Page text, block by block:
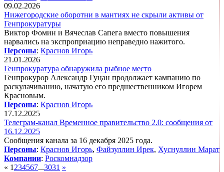
09.02.2026
Нижегородские оборотни в мантиях не скрыли активы от
Генпрокуратуры
Виктор Фомин и Вячеслав Сапега вместо повышения
нарвались на экспроприацию неправедно нажитого.
Персоны: Краснов Игорь
21.01.2026
Генпрокуратура обнаружила рыбное место
Генпрокурор Александр Гуцан продолжает кампанию по
раскулачиванию, начатую его предшественником Игорем
Красновым.
Персоны: Краснов Игорь
17.12.2025
Телеграм-канал Временное правительство 2.0: сообщения от
16.12.2025
Сообщения канала за 16 декабря 2025 года.
Персоны: Краснов Игорь, Файзуллин Ирек, Хуснуллин Марат
Компании: Роскомнадзор
« 1 234567...3031 »